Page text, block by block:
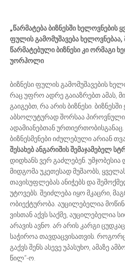
„წარმატება ბიზნესში ხელოვნების
ფულის გამომუშავება ხელოვნებაა,
წარმატებული ბიზნესი კი ორმაგი
უორჰოლი
ბიზნესი ფულის გამომუშავების
რაც უფრო ადრე გაიაზრებთ ამას,
გაიგებთ, რა არის ბიზნესი.
აბსოლუტურად შორსაა
ადამიანებთან ურთიერთობისგანაც.
ბიზნესმენები იძულებული არიან
შესახებ ანგარიშის შემაჯამებელ
დიდხანს ვერ გაძლებენ.
მიდგომა უკეთესად მუშაობს,
თავისუფლებას ანიჭებს და
უტოვებს. შეიძლება იყო მკაცრი,
ობიექტურობა. აუცილებელია
ვისთან აქვს საქმე, აუცილებელია
არავის ავნო. არ არის კარგი
საჭიროა თავდაცვისათვის.
გაქვს შენს ასევე უპასუხო, ამაზე
წილ“-ო.